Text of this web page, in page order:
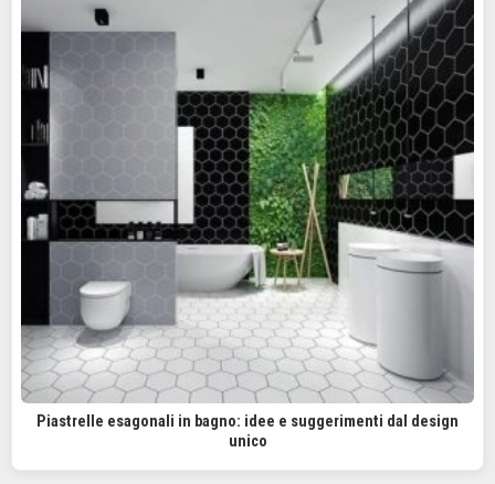
Piastrelle esagonali in bagno: idee e suggerimenti dal design
unico